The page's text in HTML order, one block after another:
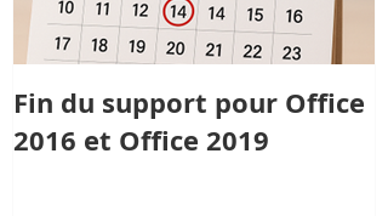
Fin du support pour Office
2016 et Office 2019